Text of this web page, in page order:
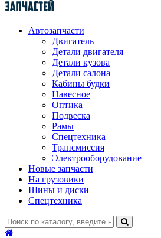
Автозапчасти
Двигатель
Детали двигателя
Детали кузова
Детали салона
Кабины будки
Навесное
Оптика
Подвеска
Рамы
Спецтехника
Трансмиссия
Электрооборудование
Новые запчасти
На грузовики
Шины и диски
Спецтехника